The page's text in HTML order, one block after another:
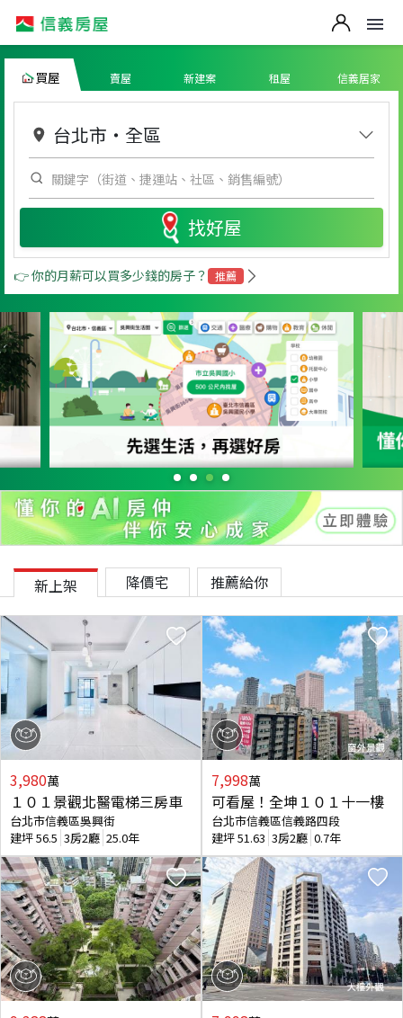
買屋 賣屋 新建案 租屋 信義居家
台北市 ・ 全區
找好屋
👉 你的月薪可以買多少錢的房子？ 推薦
新上架 降價宅 推薦給你
3,980萬
１０１景觀北醫電梯三房車
台北市信義區吳興街
建坪56.5 3房2廳 25.0年
7,998萬
可看屋！全坤１０１十一樓
台北市信義區信義路四段
建坪51.63 3房2廳 0.7年